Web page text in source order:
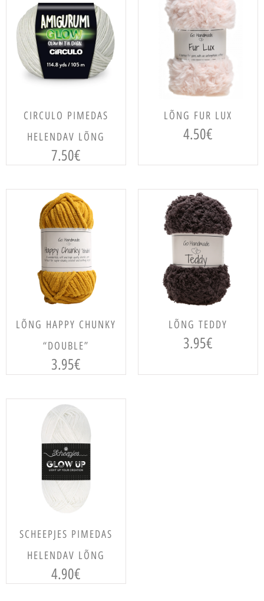
LISA KORVI
CIRCULO PIMEDAS
HELENDAV LÕNG
7.50€
VALI
LÕNG FUR LUX
4.50€
VALI
LÕNG HAPPY CHUNKY
“DOUBLE”
3.95€
VALI
LÕNG TEDDY
3.95€
LISA KORVI
SCHEEPJES PIMEDAS
HELENDAV LÕNG
4.90€